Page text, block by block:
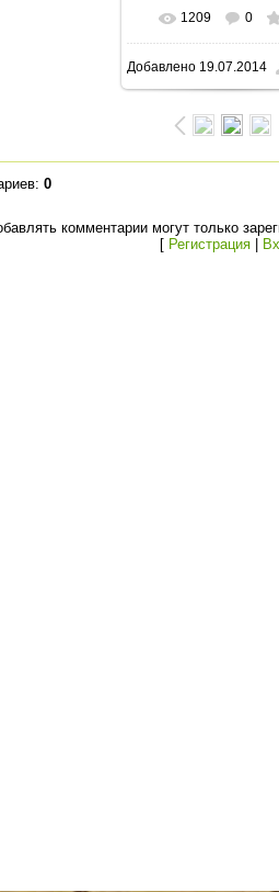
В реальном
1600x1064/
1209 0
Добавлено19.07.2014
: 0
комментарии могут только
[ Регистрация|